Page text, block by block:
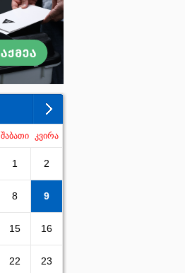
შაბათი კვირა
1 2
8 9
15 16
22 23